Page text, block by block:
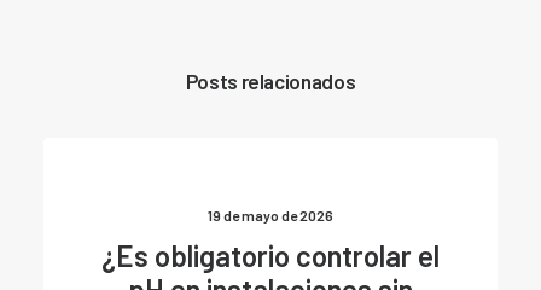
Posts relacionados
19 de mayo de 2026
¿Es obligatorio controlar el